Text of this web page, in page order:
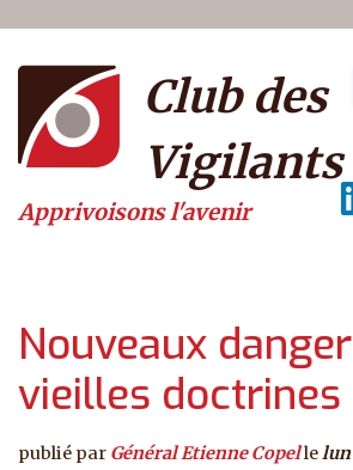
Menu du compte
Club des
Vigilants
Apprivoisons l'avenir
Nouveaux
vieilles doctrines
publié par Général Etienne Copellelun